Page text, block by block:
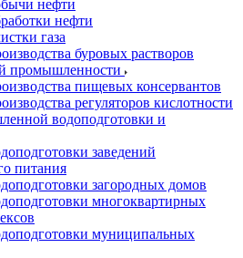
нефти
нефти
газа
буровых растворов
промышленности
пищевых консервантов
регуляторов кислотности
водоподготовки и
заведений
питания
загородных домов
многоквартирных
муниципальных